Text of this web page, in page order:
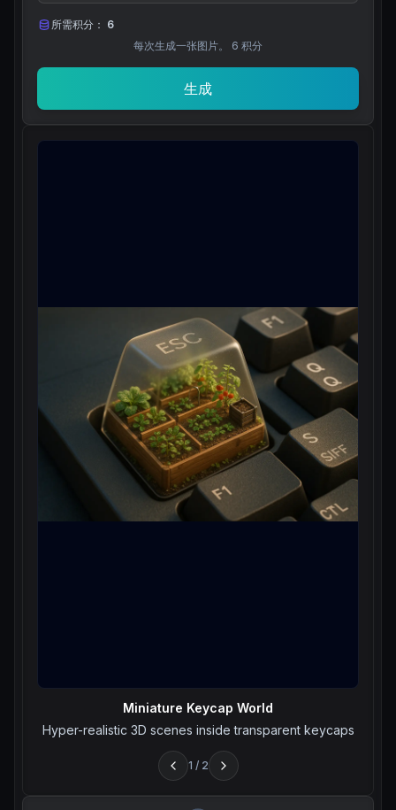
所需积分： 6
每次生成一张图片。
6 积分
生成
Miniature Keycap World
Hyper-realistic 3D scenes inside transparent keycaps
1 / 2